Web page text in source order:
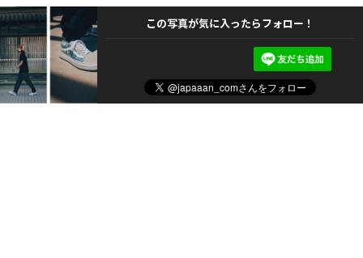
この写真が気に入ったらフォロー！